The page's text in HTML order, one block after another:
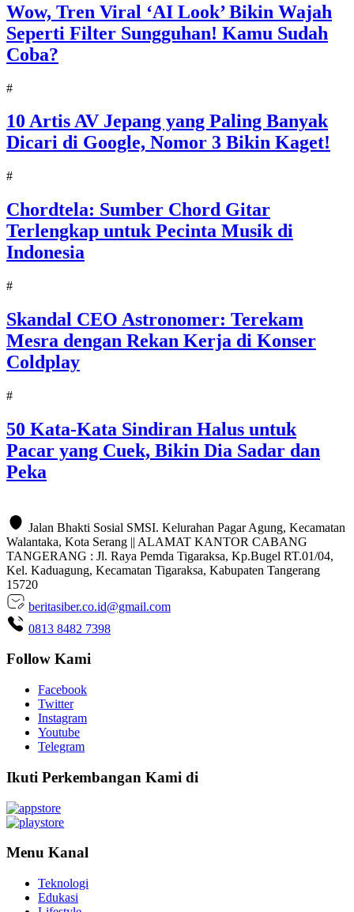
Wow, Tren Viral ‘AI Look’ Bikin Wajah
Seperti Filter Sungguhan! Kamu Sudah
Coba?
#
10 Artis AV Jepang yang Paling Banyak
Dicari di Google, Nomor 3 Bikin Kaget!
#
Chordtela: Sumber Chord Gitar
Terlengkap untuk Pecinta Musik di
Indonesia
#
Skandal CEO Astronomer: Terekam
Mesra dengan Rekan Kerja di Konser
Coldplay
#
50 Kata-Kata Sindiran Halus untuk
Pacar yang Cuek, Bikin Dia Sadar dan
Peka
Jalan Bhakti Sosial SMSI. Kelurahan Pagar Agung, Kecamatan
Walantaka, Kota Serang || ALAMAT KANTOR CABANG
TANGERANG : Jl. Raya Pemda Tigaraksa, Kp.Bugel RT.01/04,
Kel. Kaduagung, Kecamatan Tigaraksa, Kabupaten Tangerang
15720
beritasiber.co.id@gmail.com
0813 8482 7398
Follow Kami
Facebook
Twitter
Instagram
Youtube
Telegram
Ikuti Perkembangan Kami di
Menu Kanal
Teknologi
Edukasi